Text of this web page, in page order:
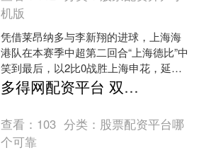
机版
凭借莱昂纳多与李新翔的进球，上海海
港队在本赛季中超第二回合“上海德比”中
笑到最后，以2比0战胜上海申花，延续
浦东足球场中超主场德比的不败纪录。
此役后，两队同积1....
多得网配资平台 双线征战上海滩！斯诺克上海大师赛卫冕冠军威尔逊跨界CBL华彩赛段
查看： 103 分类： 股票配资平台哪
个可靠